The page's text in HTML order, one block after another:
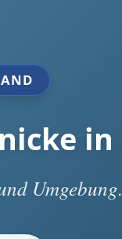
Umgebung.